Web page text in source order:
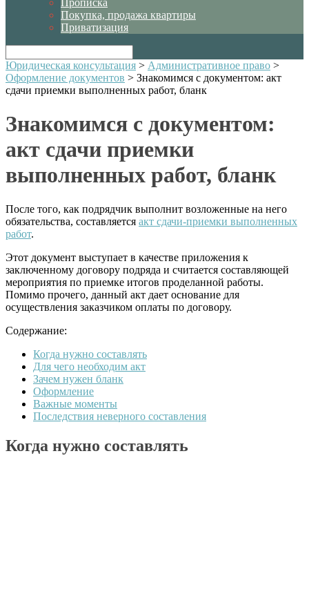
Прописка
Покупка, продажа квартиры
Приватизация
Юридическая консультация > Административное право >
Оформление документов > Знакомимся с документом: акт
сдачи приемки выполненных работ, бланк
Знакомимся с документом:
акт сдачи приемки
выполненных работ, бланк
После того, как подрядчик выполнит возложенные на него
обязательства, составляется акт сдачи-приемки выполненных
работ.
Этот документ выступает в качестве приложения к
заключенному договору подряда и считается составляющей
мероприятия по приемке итогов проделанной работы.
Помимо прочего, данный акт дает основание для
осуществления заказчиком оплаты по договору.
Содержание:
Когда нужно составлять
Для чего необходим акт
Зачем нужен бланк
Оформление
Важные моменты
Последствия неверного составления
Когда нужно составлять